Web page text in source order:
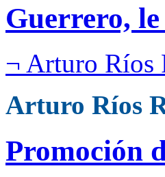
Guerrero,
¬ Arturo Ríos
Arturo Ríos
Promoción